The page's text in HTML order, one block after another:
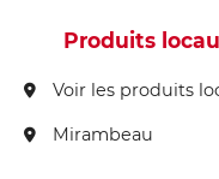
Produits
Voir les produits
Mirambeau